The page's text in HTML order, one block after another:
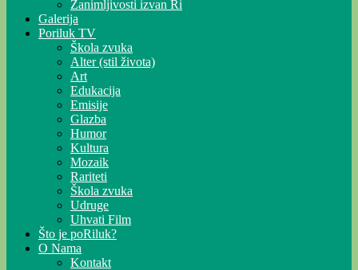
Zanimljivosti izvan Ri
Galerija
Poriluk TV
Škola zvuka
Alter (stil života)
Art
Edukacija
Emisije
Glazba
Humor
Kultura
Mozaik
Rariteti
Škola zvuka
Udruge
Uhvati Film
Što je poRiluk?
O Nama
Kontakt